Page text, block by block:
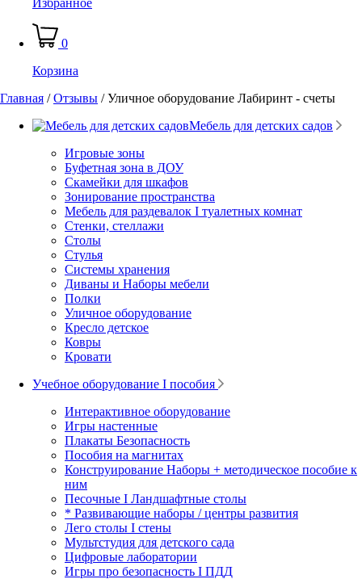
0
Корзина
Главная /Отзывы /Уличное оборудование Лабиринт - счеты
Мебель для детских садов
Игровые зоны
Буфетная зона в ДОУ
Скамейки для шкафов
Зонирование пространства
Мебель для раздевалок I туалетных комнат
Стенки, стеллажи
Столы
Стулья
Системы хранения
Диваны и Наборы мебели
Полки
Уличное оборудование
Кресло детское
Ковры
Кровати
Учебное оборудование I пособия
Интерактивное оборудование
Игры настенные
Плакаты Безопасность
Пособия на магнитах
Конструирование Наборы + методическое пособие к
ним
Песочные I Ландшафтные столы
* Развивающие наборы / центры развития
Лего столы I стены
Мультстудия для детского сада
Цифровые лаборатории
Игры про безопасность I ПДД